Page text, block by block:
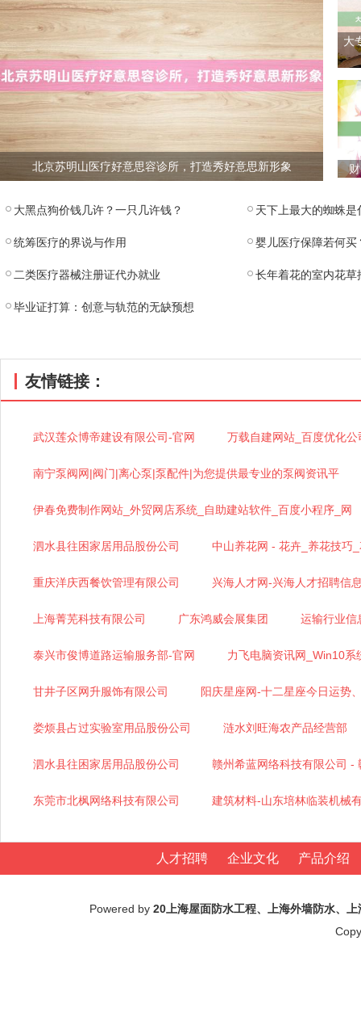
北京苏明山医疗好意思容诊所，打造秀好意思新形象
大
大黑点狗价钱几许？一只几许钱？ 天下上最大的蜘蛛是
统筹医疗的界说与作用 婴儿医疗保障若何
二类医疗器械注册证代办就业 长年着花的室内花草
毕业证打算：创意与轨范的无缺预想
友情链接：
武汉莲众博帝建设有限公司-官网 万载自建网站_百度优化
南宁泵阀网|阀门|离心泵|泵配件|为您提供最专业的泵阀资讯平
伊春免费制作网站_外贸网店系统_自助建站软件_百度小程序_网
泗水县往困家居用品股份公司 中山养花网 - 花卉_养花技巧
重庆洋庆西餐饮管理有限公司 兴海人才网-兴海人才招聘信
上海菁芜科技有限公司 广东鸿威会展集团 运输行业信
泰兴市俊博道路运输服务部-官网 力飞电脑资讯网_Win10
甘井子区网升服饰有限公司 阳庆星座网-十二星座今日运势
娄烦县占过实验室用品股份公司 涟水刘旺海农产品经营部
泗水县往困家居用品股份公司 赣州希蓝网络科技有限公司 -
东莞市北枫网络科技有限公司 建筑材料-山东培林临装机械
人才招聘 企业文化 产品介绍
Powered by 20上海屋面防水工程、上海外墙防水、